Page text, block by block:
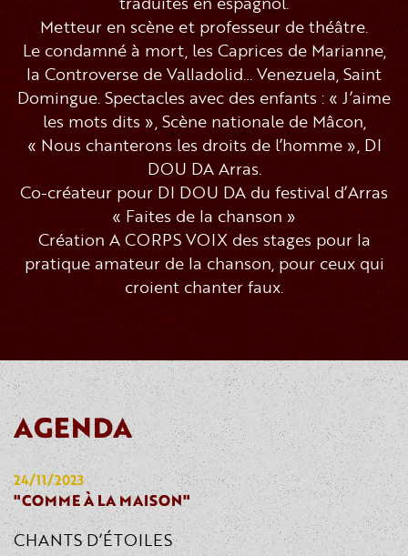
Metteur en scène et professeur de théâtre.
Le condamné à mort, les Caprices de Marianne,
la Controverse de Valladolid… Venezuela, Saint
Domingue. Spectacles avec des enfants : « J’aime
les mots dits », Scène nationale de Mâcon,
« Nous chanterons les droits de l’homme », DI
DOU DA Arras.
Co-créateur pour DI DOU DA du festival d’Arras
« Faites de la chanson »
Création A CORPS VOIX des stages pour la
pratique amateur de la chanson, pour ceux qui
croient chanter faux.
AGENDA
24/11/2023
"COMME À LA MAISON"
CHANTS D’ÉTOILES